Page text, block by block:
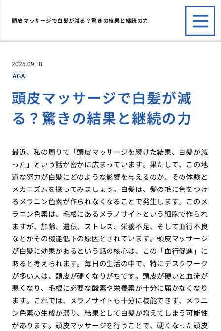
頭皮マッサージで白髪が減る？驚きの結果と継続の力
2025.09.18
AGA
頭皮マッサージで白髪が減
る？驚きの結果と継続の力
最近、私の周りで「頭皮マッサージを続けた結果、白髪が減
った」という話が密かに広まっています。果たして、この地
道な努力が白髪にどのような影響を与えるのか、その体験と
メカニズムを探ってみましょう。白髪は、髪の毛に色をつけ
るメラニン色素が作られなくなることで発生します。このメ
ラニン色素は、毛根にあるメラノサイトという細胞で作られ
ますが、加齢、遺伝、ストレス、栄養不足、そして血行不良
などがその機能低下の原因とされています。頭皮マッサージ
が白髪に効果があるという話の核心は、この「血行促進」に
あると考えられます。毎日の生活の中で、特にデスクワーク
が多い人は、頭皮が硬くなりがちです。頭皮が硬いと血流が
悪くなり、毛根に必要な酸素や栄養素が十分に届かなくなり
ます。これでは、メラノサイトも十分に機能できず、メラニ
ン色素の生成が滞り、結果として白髪が増えてしまう可能性
があります。頭皮マッサージを行うことで、硬くなった頭皮